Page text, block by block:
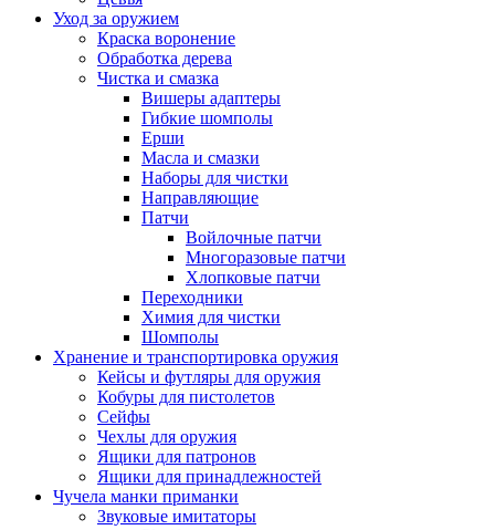
Уход за оружием
Краска воронение
Обработка дерева
Чистка и смазка
Вишеры адаптеры
Гибкие шомполы
Ерши
Масла и смазки
Наборы для чистки
Направляющие
Патчи
Войлочные патчи
Многоразовые патчи
Хлопковые патчи
Переходники
Химия для чистки
Шомполы
Хранение и транспортировка оружия
Кейсы и футляры для оружия
Кобуры для пистолетов
Сейфы
Чехлы для оружия
Ящики для патронов
Ящики для принадлежностей
Чучела манки приманки
Звуковые имитаторы